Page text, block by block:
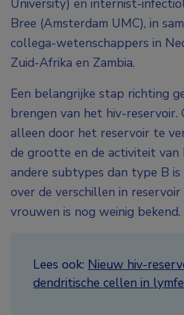
University) en internist-
Bree (Amsterdam UMC), in
collega-wetenschappers in
Zuid-Afrika en Zambia.
Een belangrijke stap richting
brengen van het hiv-reservoir.
alleen door het reservoir te
de grootte en de activiteit van
andere subtypes dan type B
over de verschillen in
vrouwen is nog weinig bekend.
Lees ook: Nieuw hiv-
dendritische cellen in